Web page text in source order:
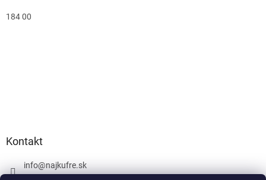
184 00
Kontakt
info@najkufre.sk